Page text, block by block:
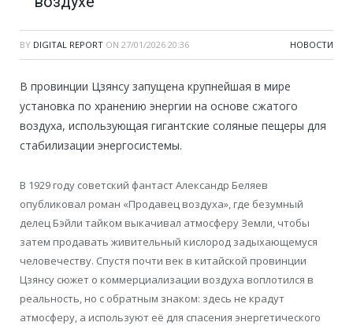
BY DIGITAL REPORT ON 27/01/2026 20:36 НОВОСТИ
В провинции Цзянсу запущена крупнейшая в мире
установка по хранению энергии на основе сжатого
воздуха, использующая гигантские соляные пещеры для
стабилизации энергосистемы.
В 1929 году советский фантаст Александр Беляев
опубликовал роман «Продавец воздуха», где безумный
делец Бэйли тайком выкачивал атмосферу Земли, чтобы
затем продавать живительный кислород задыхающемуся
человечеству. Спустя почти век в китайской провинции
Цзянсу сюжет о коммерциализации воздуха воплотился в
реальность, но с обратным знаком: здесь не крадут
атмосферу, а используют её для спасения энергетического